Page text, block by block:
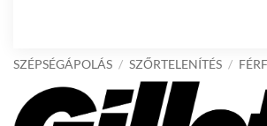
SZÉPSÉGÁPOLÁS / SZŐRTELENÍTÉS /